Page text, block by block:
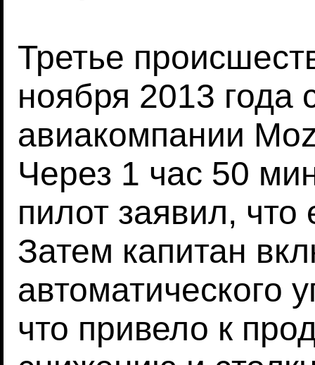
Третье
ноября 2013 года
авиакомпании
Через 1 час 50
пилот заявил, что
Затем капитан
автоматического
что привело к